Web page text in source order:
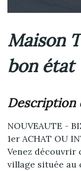
Maison T3 en R+1 en très
bon état
NOUVEAUTE -
1er ACHAT OU
Venez découvrir
village située au